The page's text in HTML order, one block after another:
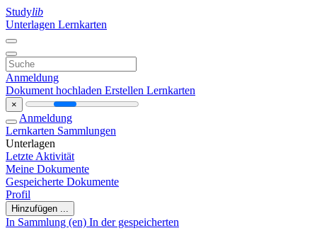
Studylib
Unterlagen Lernkarten
Anmeldung
Dokument hochladen Erstellen Lernkarten
×
Anmeldung
Lernkarten Sammlungen
Unterlagen
Letzte Aktivität
Meine Dokumente
Gespeicherte Dokumente
Profil
Hinzufügen ...
In Sammlung (en) In der gespeicherten